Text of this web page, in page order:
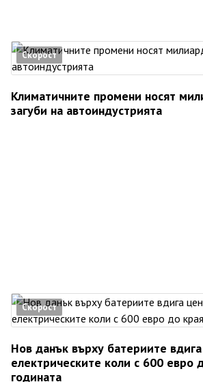
Скорост
Климатичните промени носят
загуби на автоиндустрията
Скорост
Нов данък върху батериите
електрическите коли с 600 евро
годината